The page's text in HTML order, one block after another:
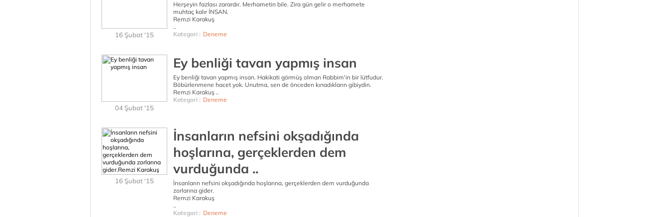
16 Şubat '15
Herşeyin fazlası zarardır. Merhametin bile. Zira gün gelir o merhamete
muhtaç kalır İNSAN.
Remzi Karakuş
..
Kategori : Deneme
04 Şubat '15
Ey benliği tavan yapmış insan
Ey benliği tavan yapmış insan. Hakikati görmüş olman Rabbim'in bir lütfudur.
Böbürlenmene hacet yok. Unutma, sen de önceden kınadıkların gibiydin.
Remzi Karakuş ..
Kategori : Deneme
16 Şubat '15
İnsanların nefsini okşadığında
hoşlarına, gerçeklerden dem
vurduğunda ..
İnsanların nefsini okşadığında hoşlarına, gerçeklerden dem vurduğunda
zorlarına gider.
Remzi Karakuş
..
Kategori : Deneme